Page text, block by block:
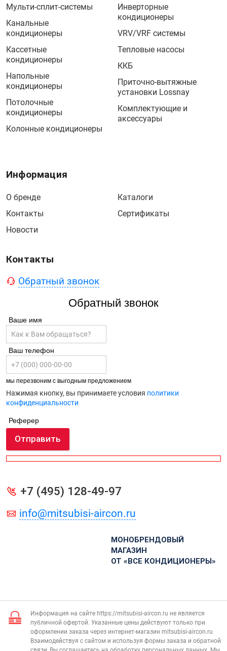
Мульти-сплит-системы
Канальные
кондиционеры
Кассетные
кондиционеры
Напольные
кондиционеры
Потолочные
кондиционеры
Колонные кондиционеры
Инверторные
кондиционеры
VRV/VRF системы
Тепловые насосы
ККБ
Приточно-вытяжные
установки Lossnay
Комплектующие и
аксессуары
Информация
О бренде
Контакты
Новости
Каталоги
Сертификаты
Контакты
Обратный звонок
Обратный звонок
Ваше имя
Ваш телефон
мы перезвоним с выгодным предложением
Нажимая кнопку, вы принимаете условия политики
конфиденциальности
Реферер
Отправить
+7 (495) 128-49-97
info@mitsubisi-aircon.ru
МОНОБРЕНДОВЫЙ
МАГАЗИН
ОТ «ВСЕ КОНДИЦИОНЕРЫ»
Информация на сайте https://mitsubisi-aircon.ru не является
публичной офертой. Указанные цены действуют только при
оформлении заказа через интернет-магазин mitsubisi-aircon.ru
Взаимодействуя с сайтом и используя формы заказа и обратной